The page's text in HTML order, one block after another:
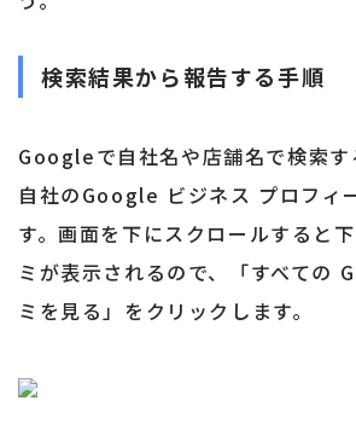
検索結果から報告する手順
Googleで自社名や店舗名で検索す
自社のGoogle ビジネス プロフィ
す。画面を下にスクロールすると
ミが表示されるので、「すべての
ミを見る」をクリックします。